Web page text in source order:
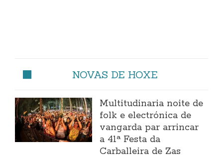
NOVAS DE HOXE
Multitudinaria noite de
folk e electrónica de
vangarda par arrincar
a 41ª Festa da
Carballeira de Zas